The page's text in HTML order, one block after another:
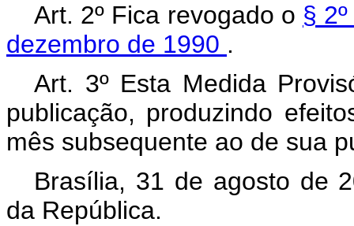
Art. 2º Fica revogado o §
dezembro de 1990 .
Art. 3º Esta Medida
publicação, produzindo
mês subsequente ao de sua
Brasília, 31 de agosto de
da República.